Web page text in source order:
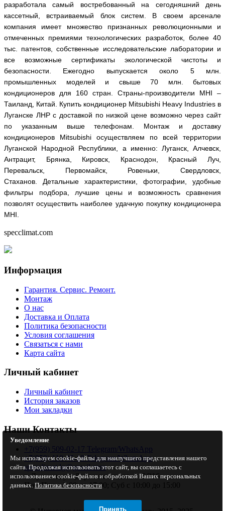
разработала самый востребованный на сегодняшний день
кассетный, встраиваемый блок систем. В своем арсенале
компания имеет множество признанных революционными и
отмеченных премиями технологических разработок, более 40
тыс. патентов, собственные исследовательские лаборатории и
все возможные сертификаты экологической чистоты и
безопасности. Ежегодно выпускается около 5 млн.
промышленных моделей и свыше 70 млн. бытовых
кондиционеров для 160 стран. Страны-производители MHI –
Таиланд, Китай. Купить кондиционер Mitsubishi Heavy Industries в
Луганске ЛНР с доставкой по низкой цене возможно через сайт
по указанным выше телефонам. Монтаж и доставку
кондиционеров Mitsubishi осуществляем по всей территории
Луганской Народной Республики, а именно: Луганск, Алчевск,
Антрацит, Брянка, Кировск, Краснодон, Красный Луч,
Перевальск, Первомайск, Ровеньки, Свердловск,
Стаханов. Детальные характеристики, фотографии, удобные
фильтры подбора, лучшие цены и возможность сравнения
позволят осуществить наиболее удачную покупку кондиционера
MHI.
specclimat.com
Информация
Гарантия. Сервис. Ремонт.
Монтаж
О нас
Доставка и Оплата
Политика безопасности
Условия соглашения
Связаться с нами
Карта сайта
Личный кабинет
Личный кабинет
История заказов
Мои закладки
Наши Контакты
+7(959) 509-02-17 Telegram/WhatsApp
+7(959) 110-45-18 Telegram/WhatsApp
specclimat.lg@gmail.com
г. Луганск, ул. Даргомыжского, 2-Е/216
Пон-Птн с 9:00 до 17:00; Суб с 10:00 до 15:00
Уведомление
Мы используем cookie-файлы для наилучшего представления нашего
сайта. Продолжая использовать этот сайт, вы соглашаетесь с
использованием cookie-файлов и обработкой Ваших персональных
данных.Политика безопасности
Принять